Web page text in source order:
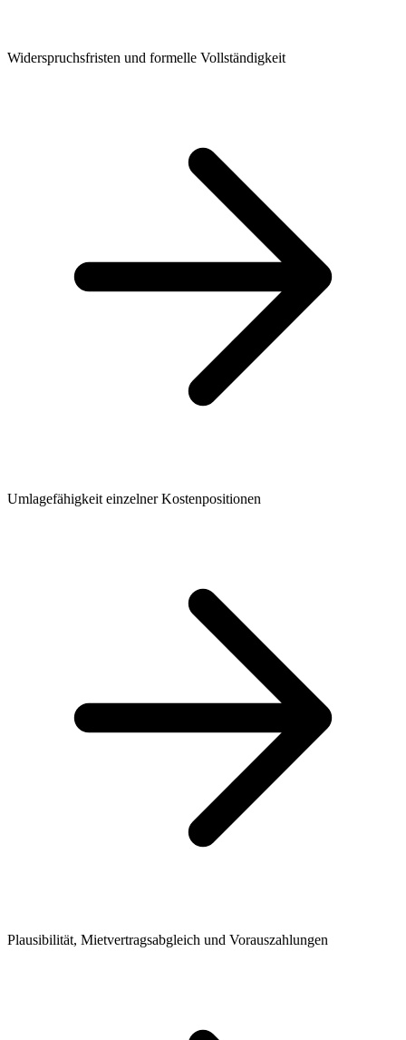
Widerspruchsfristen und formelle Vollständigkeit
Umlagefähigkeit einzelner Kostenpositionen
Plausibilität, Mietvertragsabgleich und Vorauszahlungen